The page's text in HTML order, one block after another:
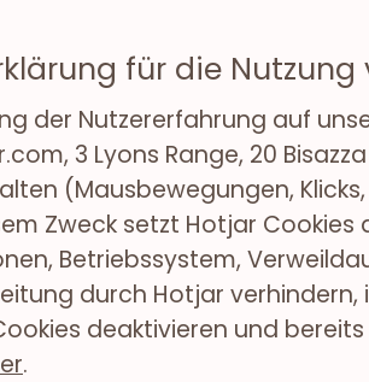
für die Nutzung
der Nutzererfahrung auf
3 Lyons Range, 20
(Mausbewegungen,
Zweck setzt Hotjar Cookies
Betriebssystem,
durch Hotjar verhindern,
deaktivieren und
.